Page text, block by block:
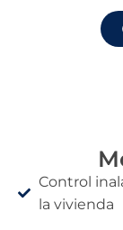
Control
la vivienda